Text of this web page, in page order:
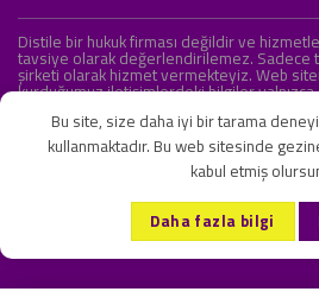
Distile bir hukuk firması değildir ve
tavsiye olarak değerlendirilemez. Sadece
şirketi olarak hizmet vermekteyiz. Web
kurduğumuz iletişimlerdeki bilgiler
KVKK ve Gizlilik Sözleşmesi
Copyright 2026 ©Onlipr
Bu site, size daha iyi bir tarama
kullanmaktadır. Bu web sitesinde
kabul etmiş
Daha fazla bilgi